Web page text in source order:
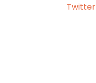
Twitter